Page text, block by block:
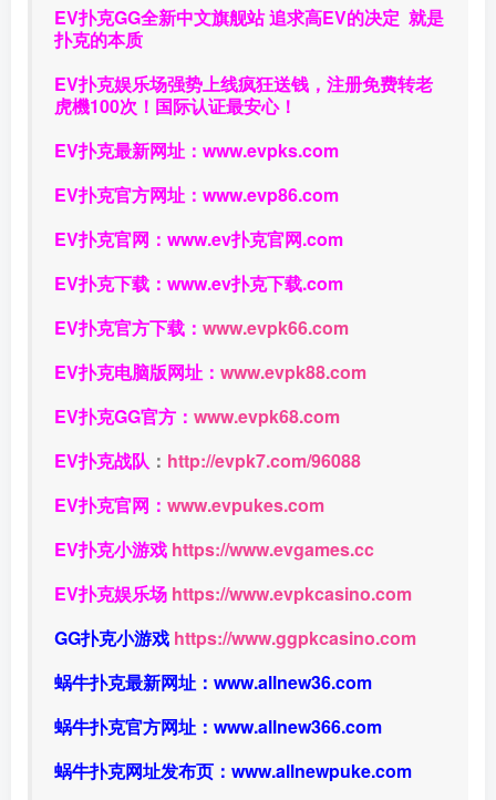
EV扑克GG全新中文旗舰站追求高EV的决定 就是
扑克的本质
EV扑克娱乐场强势上线疯狂送钱，注册免费转老
虎機100次！国际认证最安心！
EV扑克最新网址： www.evpks.com
EV扑克官方网址： www.evp86.com
EV扑克官网： www.ev扑克官网.com
EV扑克下载： www.ev扑克下载.com
EV扑克官方下载： www.evpk66.com
EV扑克电脑版网址： www.evpk88.com
EV扑克GG官方： www.evpk68.com
EV扑克战队 ： http://evpk7.com/96088
EV扑克官网： www.evpukes.com
EV扑克小游戏 https://www.evgames.cc
EV扑克娱乐场 https://www.evpkcasino.com
GG扑克小游戏 https://www.ggpkcasino.com
蜗牛扑克最新网址： www.allnew36.com
蜗牛扑克官方网址： www.allnew366.com
蜗牛扑克网址发布页： www.allnewpuke.com